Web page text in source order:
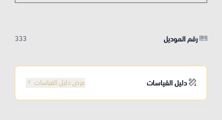
رقم الموديل 333
دليل القياسات عرض دليل القياسات